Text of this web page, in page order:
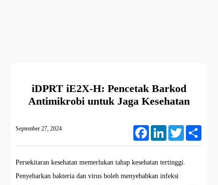
iDPRT iE2X-H: Pencetak Barkod
Antimikrobi untuk Jaga Kesehatan
September 27, 2024 FacebookLinkedIn Twitter
Persekitaran kesehatan memerlukan tahap kesehatan tertinggi.
Penyebarkan bakteria dan virus boleh menyebabkan infeksi